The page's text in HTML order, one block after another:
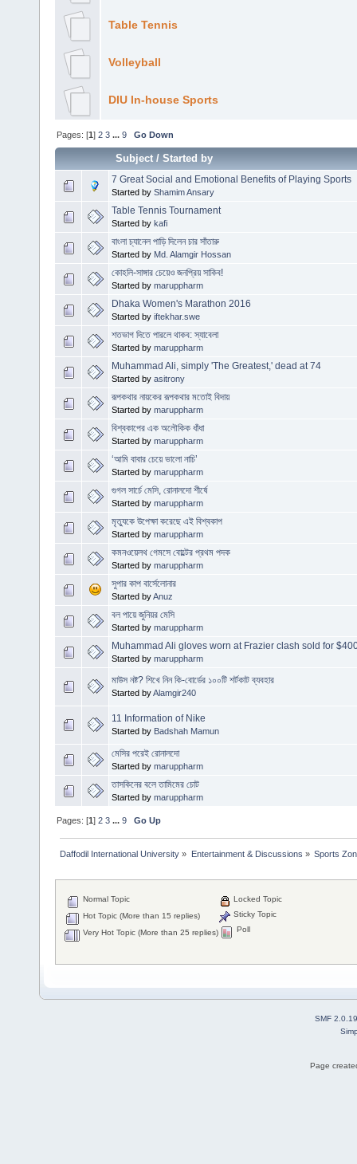
Table Tennis
Volleyball
DIU In-house Sports
Pages: [1]2 3 ...9 Go Down
Subject/Started by
7 Great Social and Emotional Benefits of Playing Sports
Started by Shamim Ansary
Table Tennis Tournament
Started by kafi
বাংলা চ্যানেল পাড়ি দিলেন চার সাঁতারু
Started by Md. Alamgir Hossan
কোহলি-সাঙ্গার চেয়েও জনপ্রিয় সাকিব!
Started by maruppharm
Dhaka Women's Marathon 2016
Started by iftekhar.swe
শতভাগ দিতে পারলে থাকব: স্যাবেলা
Started by maruppharm
Muhammad Ali, simply 'The Greatest,' dead at 74
Started by asitrony
রূপকথার নায়কের রূপকথার মতোই বিদায়
Started by maruppharm
বিশ্বকাপের এক অলৌকিক ধাঁধা
Started by maruppharm
‘আমি বাবার চেয়ে ভালো নাচি’
Started by maruppharm
গুগল সার্চে মেসি, রোনালদো শীর্ষে
Started by maruppharm
মৃত্যুকে উপেক্ষা করেছে এই বিশ্বকাপ
Started by maruppharm
কমনওয়েলথ গেমসে বোল্টের প্রথম পদক
Started by maruppharm
সুপার কাপ বার্সেলোনার
Started byAnuz
বল পায়ে জুনিয়র মেসি
Started by maruppharm
Muhammad Ali gloves worn at Frazier clash sold for
Started by maruppharm
মাউস নষ্ট? শিখে নিন কি-বোর্ডের ১০০টি শর্টকাট ব্যবহার
Started byAlamgir240
11 Information of Nike
Started by Badshah Mamun
মেসির পরেই রোনালদো
Started by maruppharm
তাসকিনের বলে তামিমের চোট
Started by maruppharm
Pages: [1]2 3 ...9 Go Up
Daffodil International University » Entertainment & Discussions » Sports
Normal Topic
Hot Topic (More than 15 replies)
Very Hot Topic (More than 25 replies)
Locked Topic
Sticky Topic
Poll
SMF 2.0.19
Page